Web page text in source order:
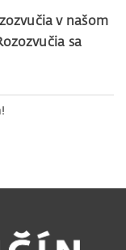
v našom
sa